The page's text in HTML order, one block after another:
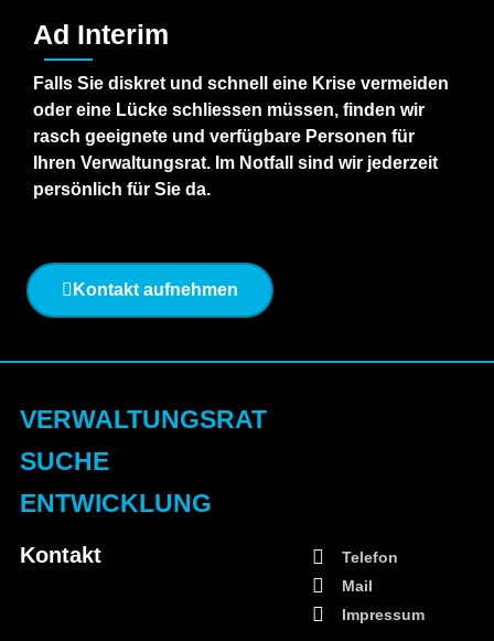
Ad Interim
Falls Sie diskret und schnell eine Krise vermeiden
oder eine Lücke schliessen müssen, finden wir
rasch geeignete und verfügbare Personen für
Ihren Verwaltungsrat. Im Notfall sind wir jederzeit
persönlich für Sie da.
Kontakt aufnehmen
VERWALTUNGSRAT
SUCHE
ENTWICKLUNG
Kontakt
Telefon
Mail
Impressum